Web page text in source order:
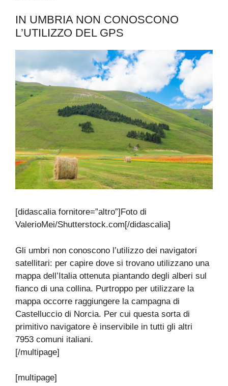
IN UMBRIA NON CONOSCONO
L’UTILIZZO DEL GPS
[didascalia fornitore=”altro”]Foto di
ValerioMei/Shutterstock.com[/didascalia]
Gli umbri non conoscono l’utilizzo dei navigatori
satellitari: per capire dove si trovano utilizzano una
mappa dell’Italia ottenuta piantando degli alberi sul
fianco di una collina. Purtroppo per utilizzare la
mappa occorre raggiungere la campagna di
Castelluccio di Norcia. Per cui questa sorta di
primitivo navigatore è inservibile in tutti gli altri
7953 comuni italiani.
[/multipage]
[multipage]